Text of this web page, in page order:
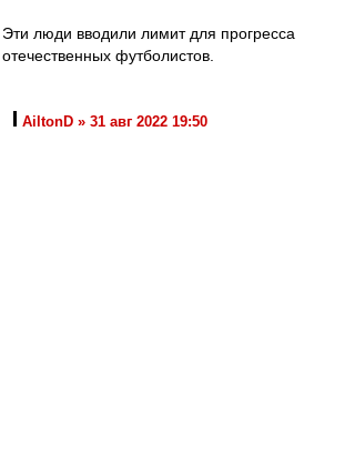
Эти люди вводили лимит для прогресса
отечественных футболистов.
AiltonD » 31 авг 2022 19:50